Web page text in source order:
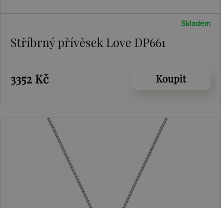
Skladem
Stříbrný přívěsek Love DP661
3352 Kč Koupit